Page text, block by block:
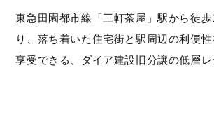
東急田園都市線「三軒茶屋」駅から徒
り、落ち着いた住宅街と駅周辺の利便性
享受できる、ダイア建設旧分譲の低層レ